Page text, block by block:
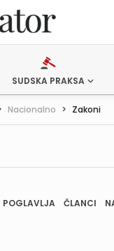
SUDSKA PRAKSA
Nacionalno > Zakoni
POGLAVLJA ČLANCI